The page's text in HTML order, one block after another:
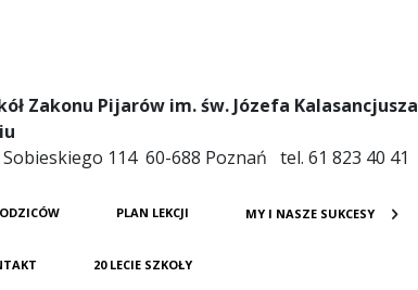
Zakonu Pijarów im. św. Józefa Kalasancjusza
Sobieskiego 114 60-688 Poznań tel. 61 823 40 41
PLAN LEKCJI MY I NASZE SUKCESY
20 LECIE SZKOŁY